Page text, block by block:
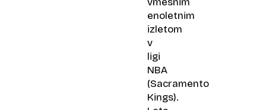
enoletnim
izletom
v
ligi
NBA
(Sacramento
Kings).